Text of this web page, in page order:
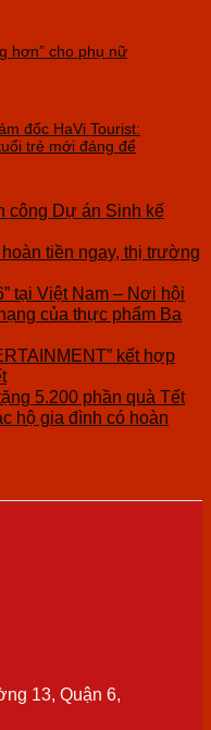
hơn” cho phụ nữ
đốc HaVi Tourist:
trẻ mới đáng để
công Dự án Sinh kế
tiền ngay, thị trường
tại Việt Nam – Nơi hội
của thực phẩm Ba
kết hợp
5.200 phần quà Tết
hộ gia đình có hoàn
13, Quận 6,